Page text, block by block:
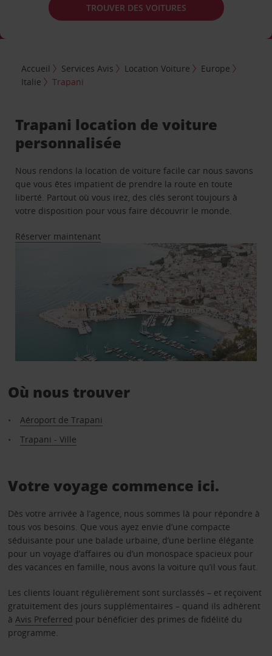
TROUVER DES VOITURES
Accueil Services Avis Location Voiture
Europe
Italie
Trapani
Trapani location de voiture
personnalisée
Nous rendons la location de voiture facile car nous savons
que vous êtes impatient de prendre la route en toute
liberté. Partout où vous irez, des clés seront toujours à
votre disposition pour vous faire découvrir le monde.
Réserver maintenant
Où nous trouver
Aéroport de Trapani
Trapani - Ville
Votre voyage commence ici.
Dès votre arrivée à l’agence, nous sommes là pour répondre à
tous vos besoins. Que vous ayez envie d’une compacte
séduisante pour une balade urbaine, d’une berline élégante
pour un voyage d’affaires ou d’un monospace spacieux pour
des vacances en famille, nous avons la voiture qu’il vous faut.
Les clients louant régulièrement sont surclassés – et reçoivent
gratuitement des jours supplémentaires – quand ils adhèrent
à Avis Preferred pour bénéficier des primes de fidélité du
programme.